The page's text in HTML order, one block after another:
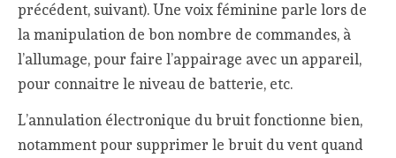
précédent, suivant). Une voix féminine parle lors de
la manipulation de bon nombre de commandes, à
l’allumage, pour faire l’appairage avec un appareil,
pour connaitre le niveau de batterie, etc.
L’annulation électronique du bruit fonctionne bien,
notamment pour supprimer le bruit du vent quand